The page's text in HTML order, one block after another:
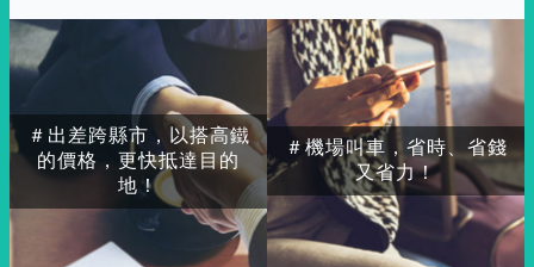
＃出差跨縣市，以搭高鐵
的價格，更快抵達目的
地！
＃機場叫車，省時、省錢
又省力！